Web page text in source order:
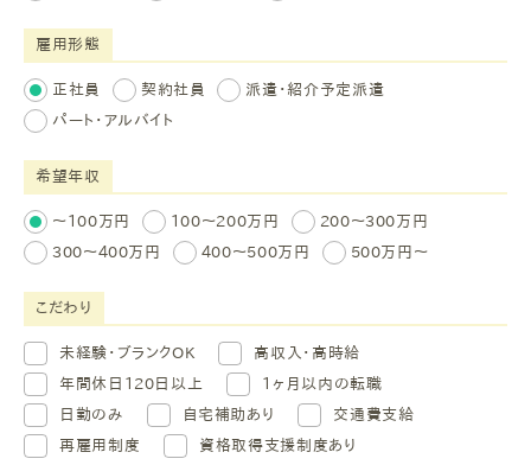
雇用形態
正社員 契約社員
派遣・紹介予定派遣
パート・アルバイト
希望年収
～100万円 100～200万円
200～300万円
300～400万円
400～500万円 500万円～
こだわり
未経験・ブランクOK
高収入・高時給
年間休日120日以上
1ヶ月以内の転職
日勤のみ
自宅補助あり
交通費支給
再雇用制度
資格取得支援制度あり